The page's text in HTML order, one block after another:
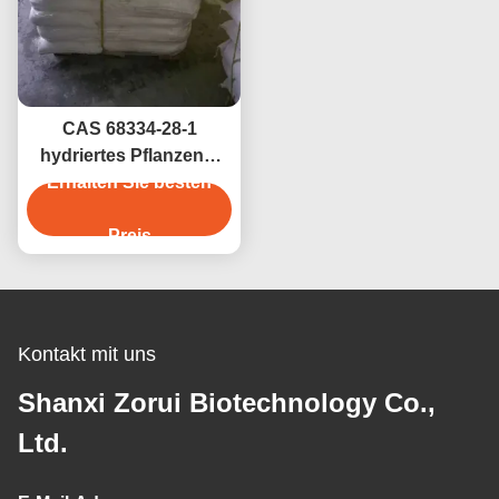
CAS 68334-28-1
hydriertes Pflanzenöl
(HVO) in
Backwaren und
Erhalten Sie besten
Preis
Kontakt mit uns
Shanxi Zorui Biotechnology Co.,
Ltd.